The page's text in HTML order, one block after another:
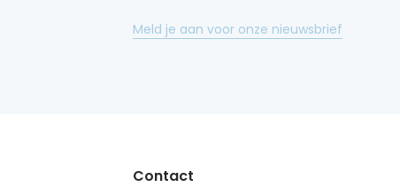
Meld je aan voor onze nieuwsbrief
Contact